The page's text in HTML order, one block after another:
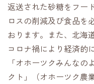
返送された砂糖をフー
ロスの削減及び食品を
おります。また、北海
コロナ禍により経済的
「オホーツクみんな
クト」（オホーツク農